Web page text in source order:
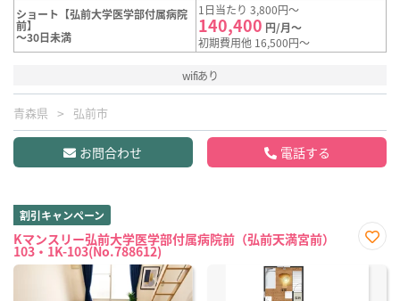
ショート【弘前大学医学部付属病院
前】
～30日未満
1日当たり 3,800円～
140,400 円/月～
初期費用他 16,500円～
wifiあり
青森県 弘前市
お問合わせ 電話する
割引キャンペーン
Kマンスリー弘前大学医学部付属病院前（弘前天満宮前）
103・1K-103(No.788612)
に入